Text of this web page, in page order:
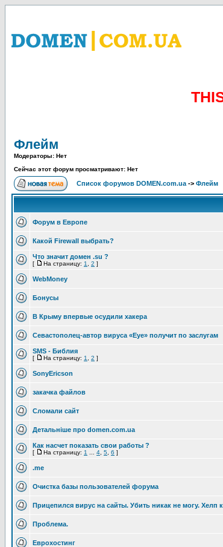
Флейм
Модераторы: Нет
Сейчас этот форум просматривают: Нет
Список форумов DOMEN.com.ua -> Флейм
Форум в Европе
Какой Firewall выбрать?
Что значит домен .su ?
[ На страницу: 1 2 ]
WebMoney
Бонусы
В Крыму впервые осудили хакера
Севастополец-автор вируса «Eye» получит по заслугам
SMS - Библия
[ На страницу: 1 2 ]
SonyEricson
закачка файлов
Сломали сайт
Детальніше про domen.com.ua
Как насчет показать свои работы ?
[ На страницу: 1 4 5 6 ]
.me
Очистка базы пользователей форума
Прицепился вирус на сайты. Убить никак не могу. Хелп
Проблема.
Еврохостинг